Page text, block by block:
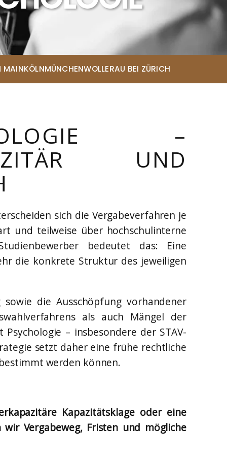
MAINKÖLNMÜNCHENWOLLERAU BEI ZÜRICH
–
UND P
sich die Vergabeverfahren je
und teilweise über hochschulinterne
bedeutet das: Eine
die konkrete Struktur des jeweiligen
die Ausschöpfung vorhandener
als auch Mängel der
– insbesondere der STAV-
setzt daher eine frühe rechtliche
werden können.
Kapazitätsklage oder eine
Vergabeweg, Fristen und mögliche